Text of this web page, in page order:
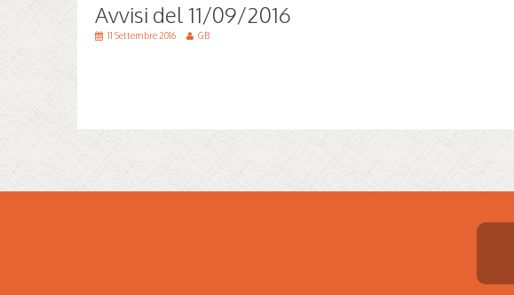
Avvisi del 11/09/2016
11 Settembre 2016 GB